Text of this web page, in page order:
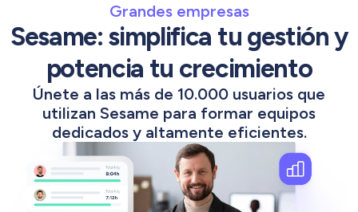
Grandes empresas
Sesame: simplifica tu gestión y
potencia tu crecimiento
Únete a las más de 10.000 usuarios que
utilizan Sesame para formar equipos
dedicados y altamente eficientes.